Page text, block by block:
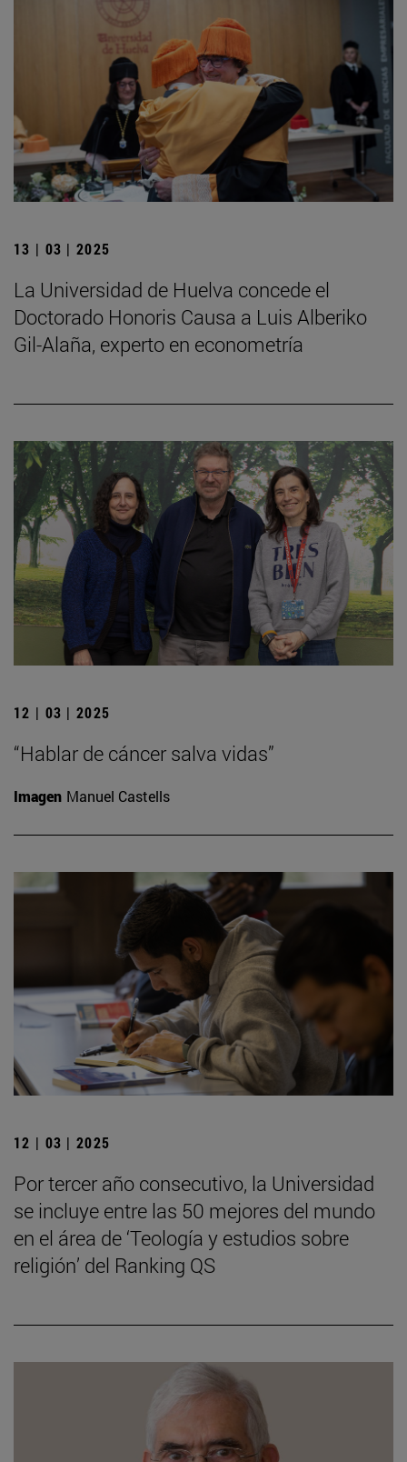
13 | 03 | 2025
La Universidad de Huelva concede el
Doctorado Honoris Causa a Luis Alberiko
Gil-Alaña, experto en econometría
12 | 03 | 2025
“Hablar de cáncer salva vidas”
Imagen Manuel Castells
12 | 03 | 2025
Por tercer año consecutivo, la Universidad
se incluye entre las 50 mejores del mundo
en el área de ‘Teología y estudios sobre
religión’ del Ranking QS